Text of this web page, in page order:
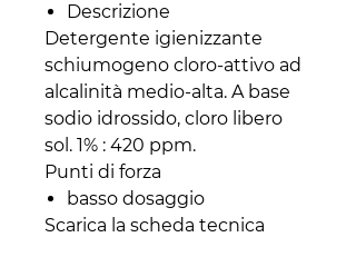
Descrizione
Detergente igienizzante
schiumogeno cloro-attivo ad
alcalinità medio-alta. A base
sodio idrossido, cloro libero
sol. 1% : 420 ppm.
Punti di forza
basso dosaggio
Scarica la scheda tecnica